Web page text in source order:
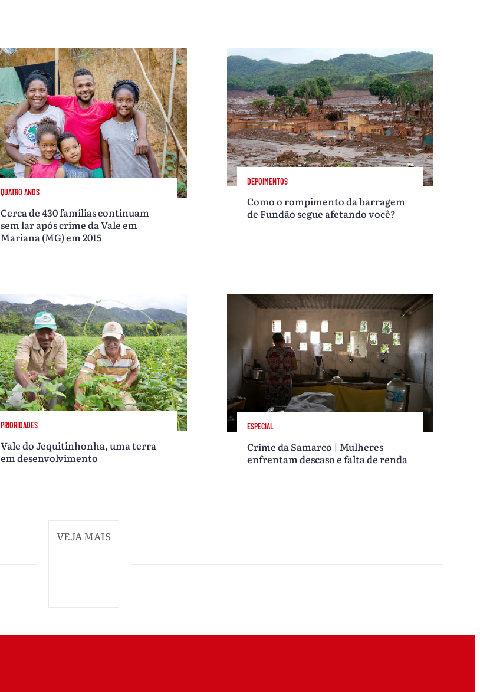
QUATRO ANOS
Cerca de 430 famílias continuam
sem lar após crime da Vale em
Mariana (MG) em 2015
DEPOIMENTOS
Como o rompimento da barragem
de Fundão segue afetando você?
PRIORIDADES
Vale do Jequitinhonha, uma terra
em desenvolvimento
ESPECIAL
Crime da Samarco | Mulheres
enfrentam descaso e falta de renda
VEJA MAIS